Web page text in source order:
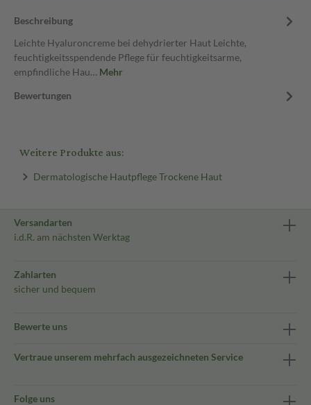
Beschreibung
Leichte Hyaluroncreme bei dehydrierter Haut Leichte,
feuchtigkeitsspendende Pflege für feuchtigkeitsarme,
empfindliche Hau… Mehr
Bewertungen
Weitere Produkte aus:
Dermatologische Hautpflege Trockene Haut
Versandarten
i.d.R. am nächsten Werktag
Zahlarten
sicher und bequem
Bewerte uns
Vertraue unserem mehrfach ausgezeichneten Service
Folge uns